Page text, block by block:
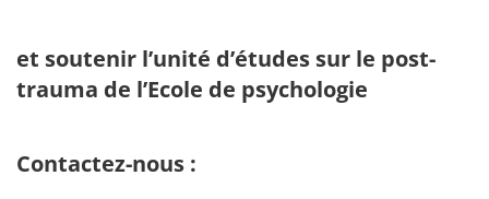
et soutenir l’unité d’études sur le post-
trauma de l’Ecole de psychologie
Contactez-nous :